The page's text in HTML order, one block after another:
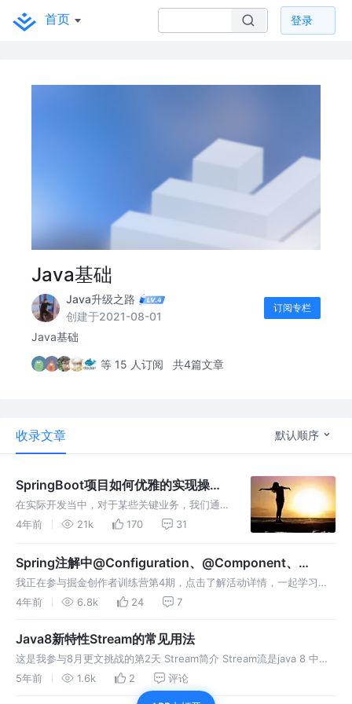
首页 登录
Java基础
Java升级之路
创建于2021-08-01
订阅专栏
Java基础
等 15 人订阅 共4篇文章
收录文章 默认顺序
SpringBoot项目如何优雅的实现操作
日志记录
在实际开发当中，对于某些关键业务，我们通常
需要记录该操作的内容，一个操作调一次记录方
复。那该怎么优雅的实现操作日志记录的需求
呢？
4年前 21k 170 31
Spring注解中@Configuration、@Component、
@Bean的用法区别
我正在参与掘金创作者训练营第4期，点击了解活动详情，一起学习
吧！ 前言 嗨，大家好，我是希留。 近日，公司里一位实习的同事在看
4年前 6.8k 24 7
Java8新特性Stream的常见用法
这是我参与8月更文挑战的第2天 Stream简介 Stream流是java 8 中新
引入的特性，用来处理集合中的数据，它与 java.io 包里的
InputStream 和 OutputStream
5年前 1.6k 2 评论